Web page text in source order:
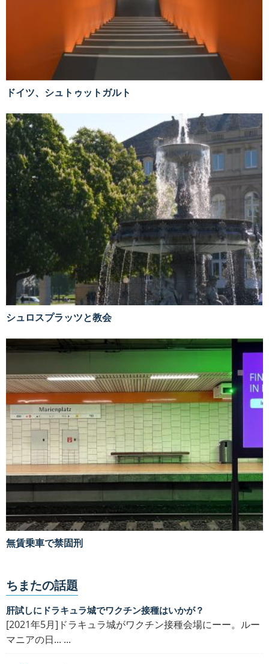
ドイツ、シュトゥットガルト
シュロスプラッツと教会
無賃乗車で禁固刑
ちまたの話題
肝試しにドラキュラ城でワクチン接種はいかが？
[2021年5月]ドラキュラ城がワクチン接種会場にーー。ルー
マニアの日... ...